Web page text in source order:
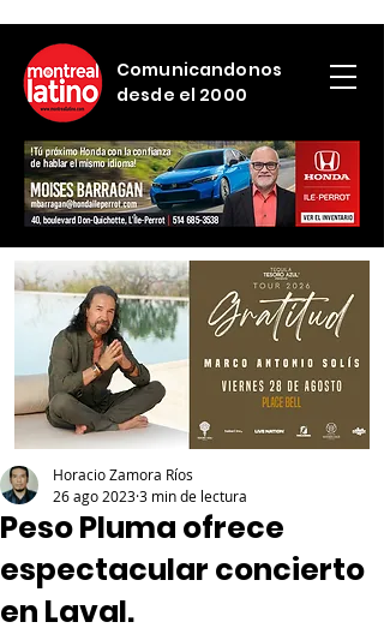
Comunicandonos
desde el 2000
Peso Pluma ofrece
espectacular concierto
en Laval.
Horacio Zamora Ríos
26 ago 20233 min de lectura